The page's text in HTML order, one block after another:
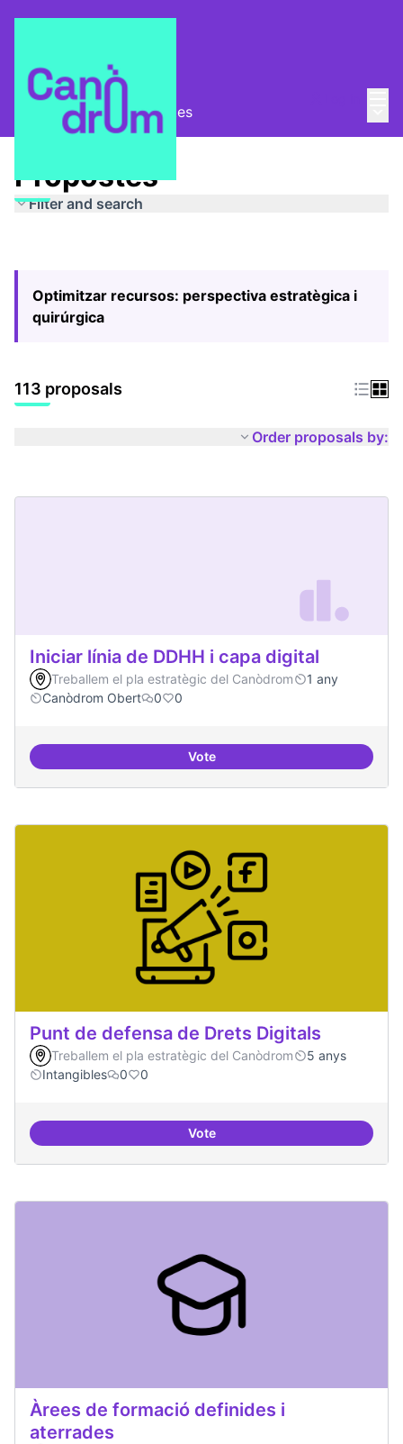
Pla Estratègic Propostes
Propostes
Filter and search
Optimitzar recursos: perspectiva estratègica i
quirúrgica
113 proposals
Order proposals by:
Iniciar línia de DDHH i capa digital
Treballem el pla estratègic del Canòdrom
1 any
Canòdrom Obert
0 0
VoteIniciar línia de DDHH i capa
Punt de defensa de Drets Digitals
Treballem el pla estratègic del Canòdrom
5 anys
Intangibles
0 0
VotePunt de defensa de Drets Digitals
Àrees de formació definides i
aterrades